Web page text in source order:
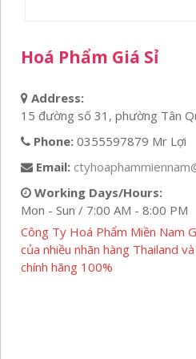
Hoá Phẩm Giá Sỉ
Address:
15 đường số 31, phường Tân
Phone: 0355597879 Mr Lợi
Email:
Working Days/Hours:
Mon - Sun / 7:00 AM - 8:00 PM
Công Ty Hoá Phẩm Miền Nam
của nhiều nhãn hàng Thailand
chính hãng 100%